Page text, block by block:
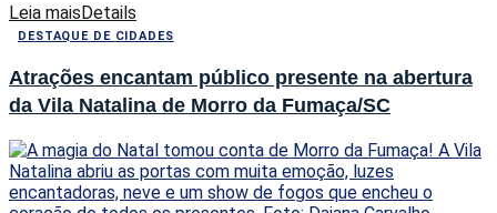
Leia maisDetails
DESTAQUE DE CIDADES
Atrações encantam público presente na abertura
da Vila Natalina de Morro da Fumaça/SC